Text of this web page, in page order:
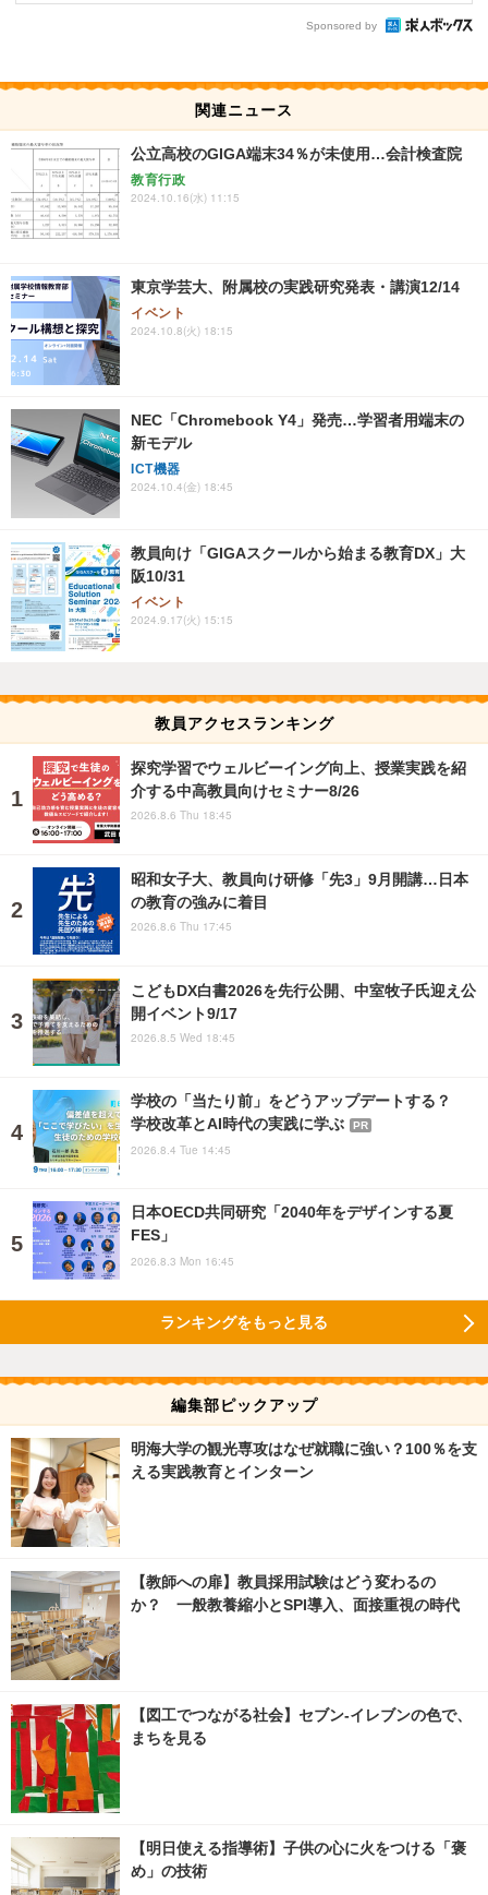
Sponsored by
関連ニュース
公立高校のGIGA端末34％が未使用…会計検査院
教育行政
2024.10.16(水) 11:15
東京学芸大、附属校の実践研究発表・講演12/14
イベント
2024.10.8(火) 18:15
NEC「Chromebook Y4」発売…学習者用端末の
新モデル
ICT機器
2024.10.4(金) 18:45
教員向け「GIGAスクールから始まる教育DX」大
阪10/31
イベント
2024.9.17(火) 15:15
教員アクセスランキング
探究学習でウェルビーイング向上、授業実践を紹
介する中高教員向けセミナー8/26
2026.8.6 Thu 18:45
昭和女子大、教員向け研修「先3」9月開講…日本
の教育の強みに着目
2026.8.6 Thu 17:45
こどもDX白書2026を先行公開、中室牧子氏迎え公
開イベント9/17
2026.8.5 Wed 18:45
学校の「当たり前」をどうアップデートする？
学校改革とAI時代の実践に学ぶ
PR
2026.8.4 Tue 14:45
日本OECD共同研究「2040年をデザインする夏
FES」
2026.8.3 Mon 16:45
ランキングをもっと見る
編集部ピックアップ
明海大学の観光専攻はなぜ就職に強い？100％を支
える実践教育とインターン
【教師への扉】教員採用試験はどう変わるの
か？ 一般教養縮小とSPI導入、面接重視の時代
【図工でつながる社会】セブン‐イレブンの色で、
まちを見る
【明日使える指導術】子供の心に火をつける「褒
め」の技術